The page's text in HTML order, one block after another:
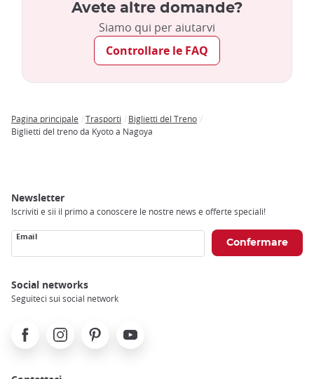
Avete altre domande?
Siamo qui per aiutarvi
Controllare le FAQ
Breadcrumb
Pagina principale Trasporti
Biglietti del Treno
Biglietti del treno da Kyoto a Nagoya
Newsletter
Iscriviti e sii il primo a conoscere le nostre news e offerte speciali!
Email
Social networks
Seguiteci sui social network
FacebookInstagramPinterest Youtube